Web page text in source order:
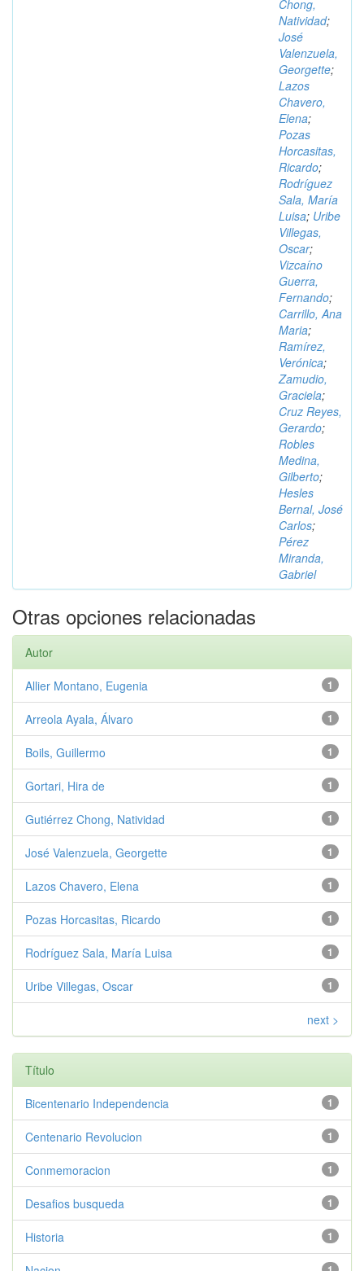
Chong,
Natividad;
José
Valenzuela,
Georgette;
Lazos
Chavero,
Elena;
Pozas
Horcasitas,
Ricardo;
Rodríguez
Sala, María
Luisa; Uribe
Villegas,
Oscar;
Vizcaíno
Guerra,
Fernando;
Carrillo, Ana
Maria;
Ramírez,
Verónica;
Zamudio,
Graciela;
Cruz Reyes,
Gerardo;
Robles
Medina,
Gilberto;
Hesles
Bernal, José
Carlos;
Pérez
Miranda,
Gabriel
Otras opciones relacionadas
Autor
1
Allier Montano, Eugenia
1
Arreola Ayala, Álvaro
1
Boils, Guillermo
1
Gortari, Hira de
1
Gutiérrez Chong, Natividad
1
José Valenzuela, Georgette
1
Lazos Chavero, Elena
1
Pozas Horcasitas, Ricardo
1
Rodríguez Sala, María Luisa
1
Uribe Villegas, Oscar
next >
Título
1
Bicentenario Independencia
1
Centenario Revolucion
1
Conmemoracion
1
Desafios busqueda
1
Historia